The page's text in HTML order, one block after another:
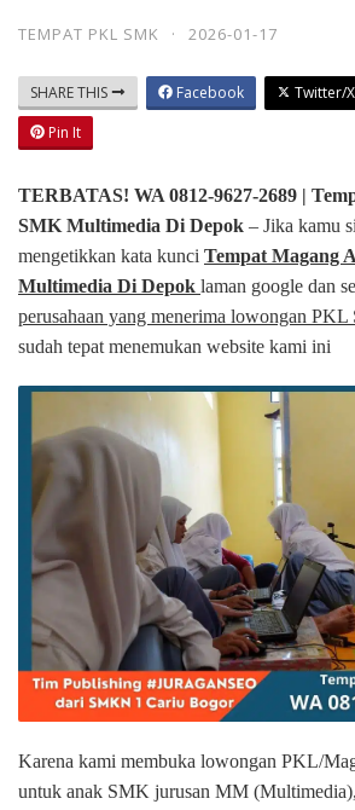
TEMPAT PKL SMK · 2026-01-17
SHARE THIS Facebook Twitter/X
Pin It
TERBATAS! WA 0812-9627-2689 |
SMK Multimedia Di Depok – Jika kamu
mengetikkan kata kunci Tempat Magang
Multimedia Di Depok laman google dan
perusahaan yang menerima lowongan
sudah tepat menemukan website kami ini
Karena kami membuka lowongan PKL/
untuk anak SMK jurusan MM